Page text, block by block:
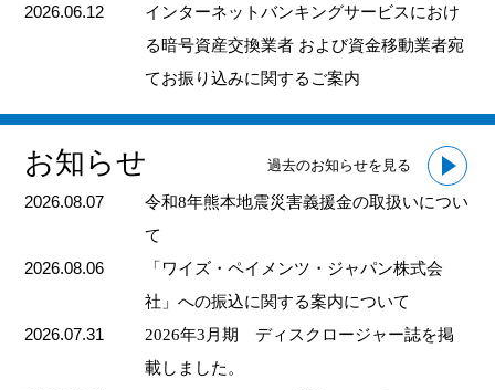
2026.06.12
インターネットバンキングサービスにおけ
る暗号資産交換業者 および資金移動業者宛
てお振り込みに関するご案内
お知らせ 過去のお知らせを見る
2026.08.07
令和8年熊本地震災害義援金の取扱いについ
て
2026.08.06
「ワイズ・ペイメンツ・ジャパン株式会
社」への振込に関する案内について
2026.07.31
2026年3月期 ディスクロージャー誌を掲
載しました。